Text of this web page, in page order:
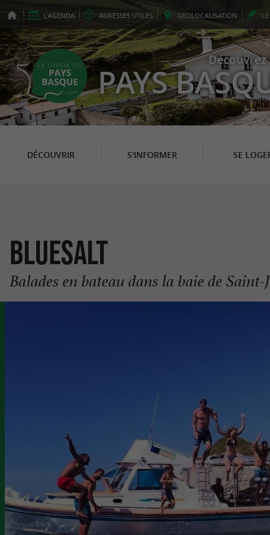
L'AGENDA ADRESSES UTILES GEOLOCALISATION LE
Découvrez
PAYS
DÉCOUVRIR S'INFORMER SE
Bluesalt
Balades en bateau dans la baie de